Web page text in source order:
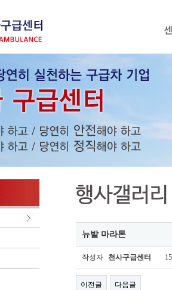
뉴발 마라톤
작성자 천사구급센터
이전글 다음글